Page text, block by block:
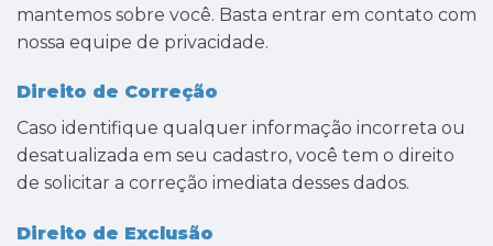
mantemos sobre você. Basta entrar em contato com
nossa equipe de privacidade.
Direito de Correção
Caso identifique qualquer informação incorreta ou
desatualizada em seu cadastro, você tem o direito
de solicitar a correção imediata desses dados.
Direito de Exclusão